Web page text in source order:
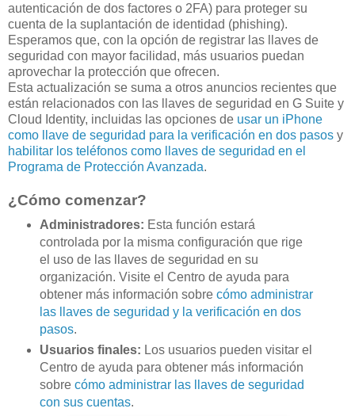
autenticación de dos factores o 2FA) para proteger su
cuenta de la suplantación de identidad (phishing).
Esperamos que, con la opción de registrar las llaves de
seguridad con mayor facilidad, más usuarios puedan
aprovechar la protección que ofrecen.
Esta actualización se suma a otros anuncios recientes que
están relacionados con las llaves de seguridad en G Suite y
Cloud Identity, incluidas las opciones de usar un iPhone
como llave de seguridad para la verificación en dos pasos y
habilitar los teléfonos como llaves de seguridad en el
Programa de Protección Avanzada.
¿Cómo comenzar?
Administradores: Esta función estará
controlada por la misma configuración que rige
el uso de las llaves de seguridad en su
organización. Visite el Centro de ayuda para
obtener más información sobre cómo administrar
las llaves de seguridad y la verificación en dos
pasos.
Usuarios finales: Los usuarios pueden visitar el
Centro de ayuda para obtener más información
sobre cómo administrar las llaves de seguridad
con sus cuentas.